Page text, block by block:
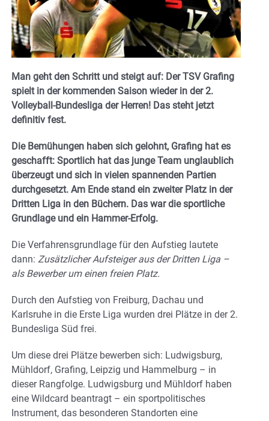
Man geht den Schritt und steigt auf: Der TSV Grafing
spielt in der kommenden Saison wieder in der 2.
Volleyball-Bundesliga der Herren! Das steht jetzt
definitiv fest.
Die Bemühungen haben sich gelohnt, Grafing hat es
geschafft: Sportlich hat das junge Team unglaublich
überzeugt und sich in vielen spannenden Partien
durchgesetzt. Am Ende stand ein zweiter Platz in der
Dritten Liga in den Büchern. Das war die sportliche
Grundlage und ein Hammer-Erfolg.
Die Verfahrensgrundlage für den Aufstieg lautete
dann: Zusätzlicher Aufsteiger aus der Dritten Liga –
als Bewerber um einen freien Platz.
Durch den Aufstieg von Freiburg, Dachau und
Karlsruhe in die Erste Liga wurden drei Plätze in der 2.
Bundesliga Süd frei.
Um diese drei Plätze bewerben sich: Ludwigsburg,
Mühldorf, Grafing, Leipzig und Hammelburg – in
dieser Rangfolge. Ludwigsburg und Mühldorf haben
eine Wildcard beantragt – ein sportpolitisches
Instrument, das besonderen Standorten eine